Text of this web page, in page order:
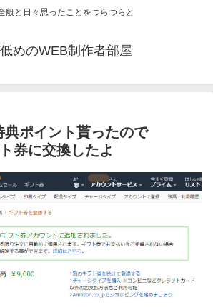
般と日々思ったことをつらつらと
めのWEB制作者部屋
ポイント貰ったので
券に交換したよ